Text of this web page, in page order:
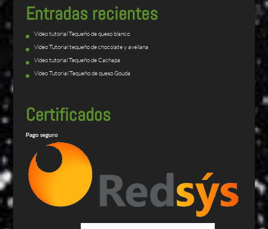
Entradas recientes
Video tutorial Tequeño de queso blanco
Video Tutorial tequeño de chocolate y avellana
Video tutorial Tequeño de Cachapa
Video Tutorial Tequeño de queso Gouda
Certificados
Pago seguro